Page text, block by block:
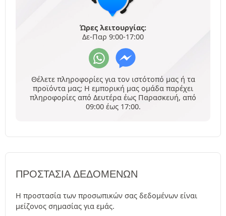
Ώρες λειτουργίας:
Δε-Παρ 9:00-17:00
Θέλετε πληροφορίες για τον ιστότοπό μας ή τα
προϊόντα μας; Η εμπορική μας ομάδα παρέχει
πληροφορίες από Δευτέρα έως Παρασκευή, από
09:00 έως 17:00.
ΠΡΟΣΤΑΣΊΑ ΔΕΔΟΜΈΝΩΝ
Η προστασία των προσωπικών σας δεδομένων είναι
μείζονος σημασίας για εμάς.